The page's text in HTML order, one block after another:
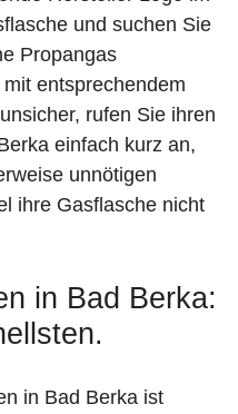
und suchen Sie
Propangas
entsprechendem
rufen Sie ihren
einfach kurz an,
unnötigen
ihre Gasflasche nicht
in Bad Berka:
in Bad Berka ist